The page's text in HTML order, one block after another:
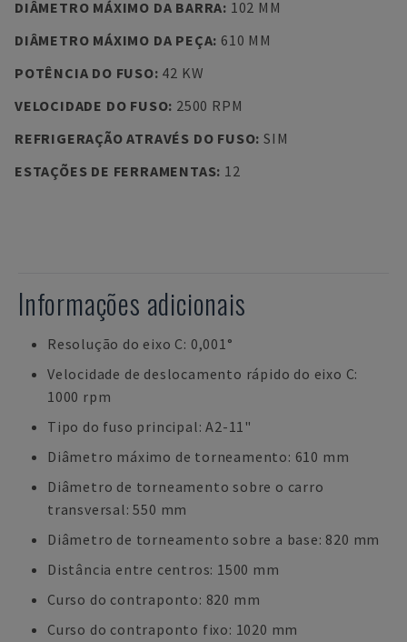
DIÂMETRO MÁXIMO DA BARRA: 102 MM
DIÂMETRO MÁXIMO DA PEÇA: 610 MM
POTÊNCIA DO FUSO: 42 KW
VELOCIDADE DO FUSO: 2500 RPM
REFRIGERAÇÃO ATRAVÉS DO FUSO: SIM
ESTAÇÕES DE FERRAMENTAS: 12
Informações adicionais
Resolução do eixo C: 0,001°
Velocidade de deslocamento rápido do eixo C:
1000 rpm
Tipo do fuso principal: A2-11"
Diâmetro máximo de torneamento: 610 mm
Diâmetro de torneamento sobre o carro
transversal: 550 mm
Diâmetro de torneamento sobre a base: 820 mm
Distância entre centros: 1500 mm
Curso do contraponto: 820 mm
Curso do contraponto fixo: 1020 mm